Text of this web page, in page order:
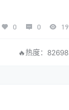
0 0 19
🔥热度：82698